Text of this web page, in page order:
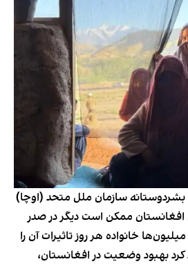
سازمان ملل متحد (اوچا)
افغانستان ممکن است دیگر در صدر
خانواده هر روز تاثیرات آن را
بهبود وضعیت در افغانستان،